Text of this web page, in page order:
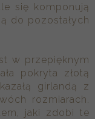
się komponują
do pozostałych
w przepięknym
pokryta złotą
girlandą z
rozmiarach.
jaki zdobi te